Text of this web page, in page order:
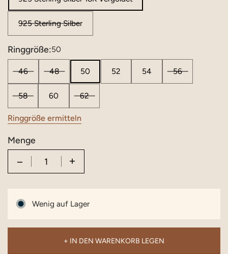
925 Sterling Silber
Ringgröße:50
46 48 50 52 54 56
58 60 62
Ringgröße ermitteln
Menge
Quantity
Wenig auf Lager
+ IN DEN WARENKORB LEGEN